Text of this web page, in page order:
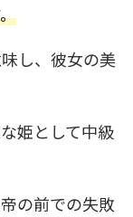
し、彼女の美
姫として中級
の前での失敗